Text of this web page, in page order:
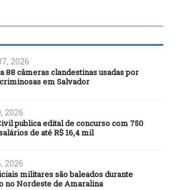
2026
88 câmeras clandestinas usadas por
em Salvador
2026
publica edital de concurso com 750
de até R$ 16,4 mil
2026
militares são baleados durante
no Nordeste de Amaralina